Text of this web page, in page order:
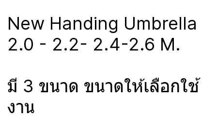
New Handing Umbrella
2.0 - 2.2- 2.4-2.6 M.
มี 3 ขนาด ขนาดให้เลือกใช้
งาน